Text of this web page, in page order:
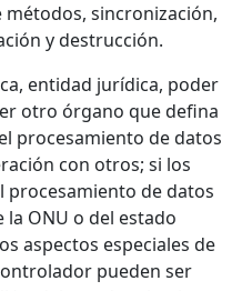
sincronización,
y destrucción.
entidad jurídica, poder
otro órgano que defina
procesamiento de datos
con otros; si los
procesamiento de datos
ONU o del estado
aspectos especiales de
pueden ser